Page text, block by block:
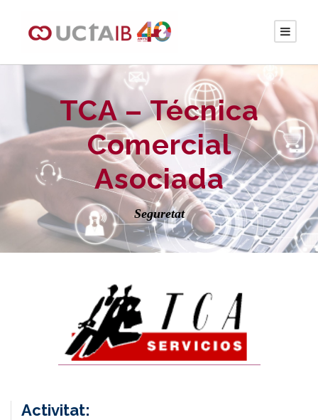
TCA – Técnica
Comercial
Asociada
Seguretat
Activitat: